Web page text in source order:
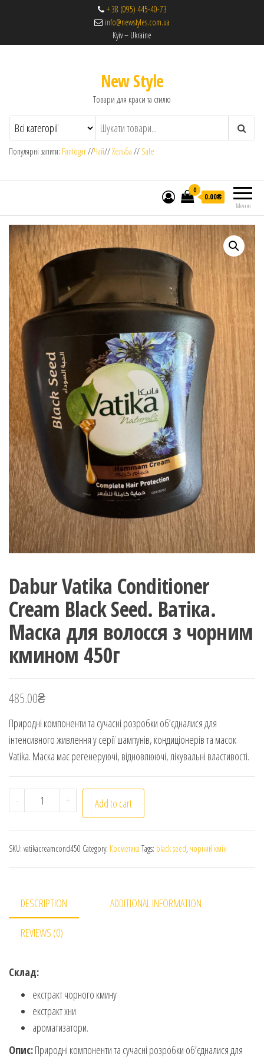
+ 38 (095) 445-40-73
info@newstyles.com.ua
Kyiv – Ukraine
New Style
Товари для краси та стилю
Популярні запити: Pantogar//Чай//Хельба // Sale
Меню
0
0.00₴
Dabur Vatika Conditioner
Cream Black Seed. Ватіка.
Маска для волосся з чорним
кмином 450г
485.00₴
Природні компоненти та сучасні розробки об’єдналися для
інтенсивного живлення у серії шампунів, кондиціонерів та масок
Vatika. Маска має регенеруючі, відновлюючі, лікувальні властивості.
- Dabur Vatika Conditioner Cream Black Seed. Ватіка.
+ Add to cart
SKU: vatikacreamcond450 Category: Косметика Tags: black seed, чорний кмін
DESCRIPTION ADDITIONAL INFORMATION
REVIEWS (0)
Склад:
екстракт чорного кмину
екстракт хни
ароматизатори.
Опис:Природні компоненти та сучасні розробки об’єдналися для